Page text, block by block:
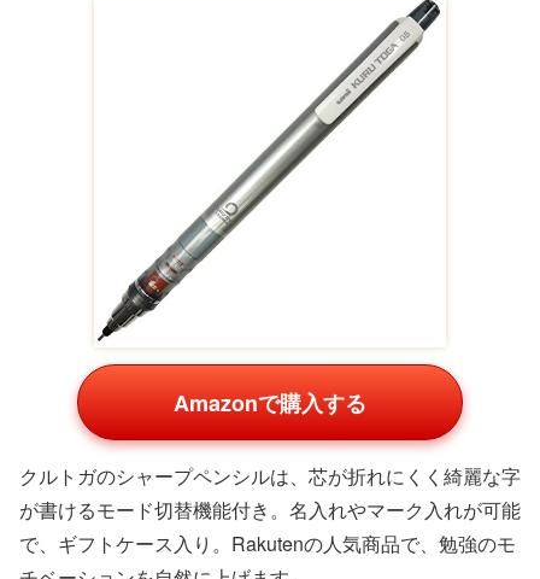
PEANUTS スヌーピー ベーシックヴィン